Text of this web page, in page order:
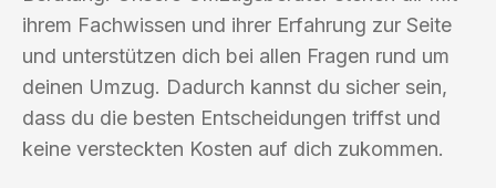
ihrem Fachwissen und ihrer Erfahrung zur Seite
und unterstützen dich bei allen Fragen rund um
deinen Umzug. Dadurch kannst du sicher sein,
dass du die besten Entscheidungen triffst und
keine versteckten Kosten auf dich zukommen.